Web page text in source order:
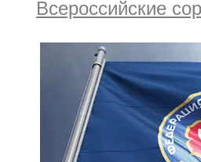
Всероссийские